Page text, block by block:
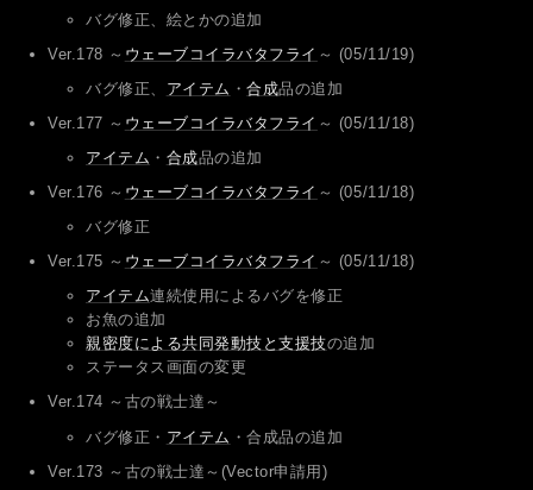
バグ修正、絵とかの追加
Ver.178 ～ ウェーブコイラバタフライ ～ (05/11/19)
バグ修正、 アイテム ・合成品の追加
Ver.177 ～ ウェーブコイラバタフライ ～ (05/11/18)
アイテム ・ 合成品の追加
Ver.176 ～ ウェーブコイラバタフライ ～ (05/11/18)
バグ修正
Ver.175 ～ ウェーブコイラバタフライ ～ (05/11/18)
アイテム連続使用によるバグを修正
お魚の追加
親密度による共同発動技と支援技の追加
ステータス画面の変更
Ver.174 ～古の戦士達～
バグ修正・ アイテム ・合成品の追加
Ver.173 ～古の戦士達～(Vector申請用)